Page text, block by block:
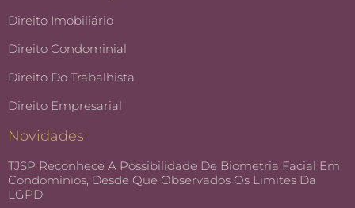
Direito Imobiliário
Direito Condominial
Direito Do Trabalhista
Direito Empresarial
Novidades
TJSP Reconhece A Possibilidade De Biometria Facial Em
Condomínios, Desde Que Observados Os Limites Da
LGPD